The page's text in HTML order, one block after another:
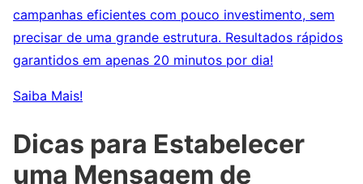
campanhas eficientes com pouco investimento, sem
precisar de uma grande estrutura. Resultados rápidos
garantidos em apenas 20 minutos por dia!
Saiba Mais!
Dicas para Estabelecer
uma Mensagem de